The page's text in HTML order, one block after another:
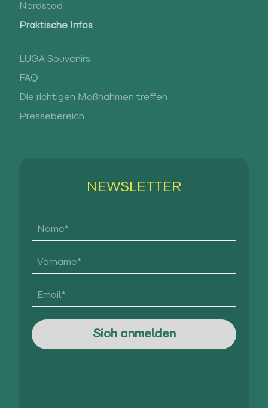
Nordstad
Praktische Infos
LUGA Souvenirs
FAQ
Die richtigen Maßnahmen treffen
Pressebereich
NEWSLETTER